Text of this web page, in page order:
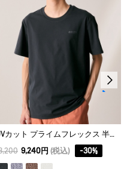
ない。
きる。：通常の処理
73.1
UVカット プライムフレックス 半袖Tシャツ
9,240円 (税込) -30%